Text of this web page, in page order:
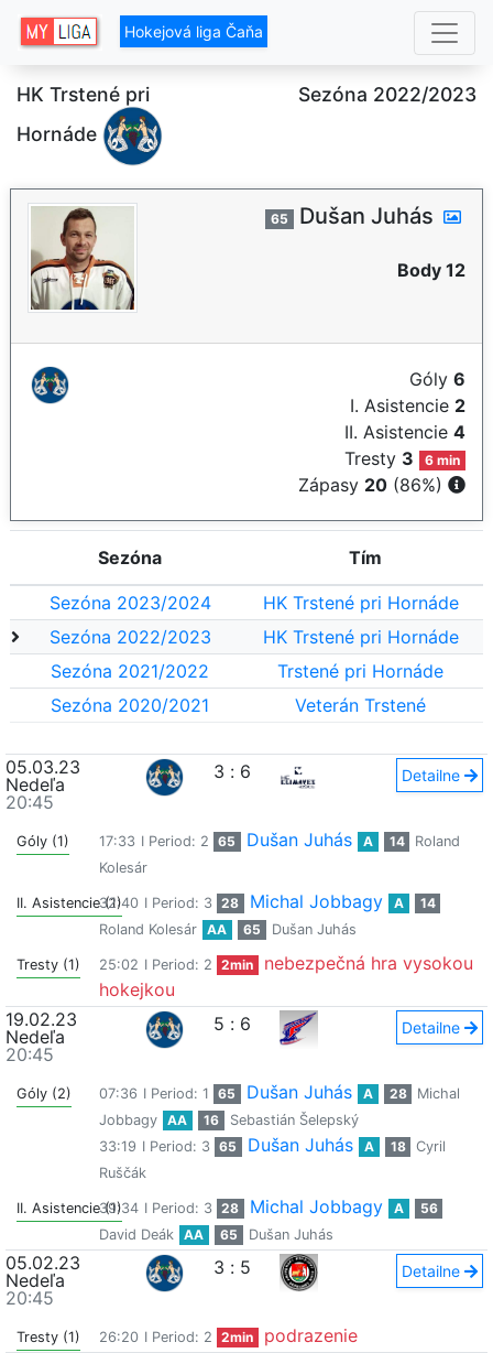
Hokejová liga Čaňa
HK Trstené pri
Hornáde
Sezóna 2022/2023
65 Dušan Juhás
Body 12
Góly 6
I. Asistencie 2
II. Asistencie 4
Tresty 3 6 min
Zápasy 20 (86%)
Sezóna Tím
Sezóna 2023/2024
HK Trstené pri Hornáde
Sezóna 2022/2023
HK Trstené pri Hornáde
Sezóna 2021/2022
Trstené pri Hornáde
Sezóna 2020/2021
Veterán Trstené
05.03.23
Nedeľa
20:45
3 : 6 Detailne
Góly (1) 17:33 I Period: 2 65 Dušan Juhás A 14
Roland
Kolesár
II. Asistencie (1)
32:40 I Period: 3 28 Michal Jobbagy A
14
Roland Kolesár
AA 65 Dušan Juhás
Tresty (1) 25:02 I Period: 2 2min
nebezpečná hra vysokou
hokejkou
19.02.23
Nedeľa
20:45
5 : 6 Detailne
Góly (2) 07:36 I Period: 1 65 Dušan Juhás A 28
Michal
Jobbagy
AA 16
Sebastián Šelepský
33:19 I Period: 3 65 Dušan Juhás A 18
Cyril
Ruščák
II. Asistencie (1)
39:34 I Period: 3 28 Michal Jobbagy A
56
David Deák
AA 65 Dušan Juhás
05.02.23
Nedeľa
20:45
3 : 5 Detailne
Tresty (1) 26:20 I Period: 2 2min
podrazenie